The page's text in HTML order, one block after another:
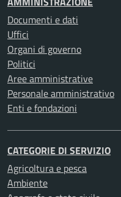
Documenti e dati
Uffici
Organi di governo
Politici
Aree amministrative
Personale amministrativo
Enti e fondazioni
CATEGORIE DI SERVIZIO
Agricoltura e pesca
Ambiente